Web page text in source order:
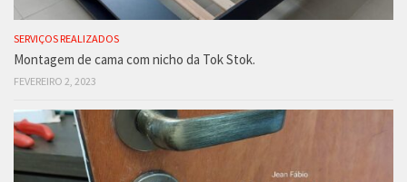
SERVIÇOS REALIZADOS
Montagem de cama com nicho da Tok Stok.
FEVEREIRO 2, 2023